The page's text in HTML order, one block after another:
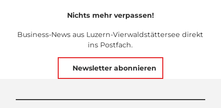
Nichts mehr verpassen!
Business-News aus Luzern-Vierwaldstättersee direkt
ins Postfach.
Newsletter abonnieren